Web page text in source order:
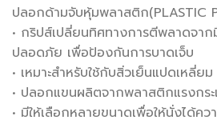
ปลอกด้ามจับหุ้มพลาสติก(PLASTIC
• กริปส์เปลี่ยนทิศทางการตีพลาดจ
ปลอดภัย เพื่อป้องกันการบาดเจ็บ
• เหมาะสำหรับใช้กับสิ่วเย็นแปดเหลี่ยม
• ปลอกแขนผลิตจากพลาสติกแรงกร
• มีให้เลือกหลายขนาดเพื่อให้นั่งได้ค